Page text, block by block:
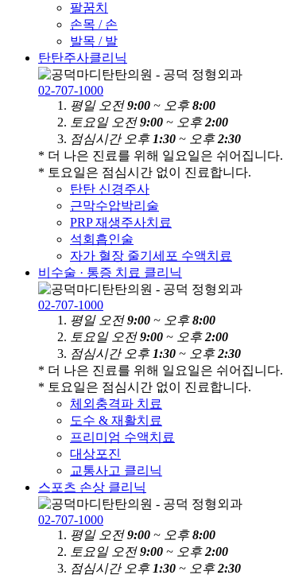
팔꿈치
손목 / 손
발목 / 발
탄탄주사클리닉
02-707-1000
평일 오전9:00 ~ 오후8:00
토요일 오전9:00 ~ 오후2:00
점심시간 오후1:30 ~ 오후2:30
* 더 나은 진료를 위해 일요일은 쉬어집니다.
* 토요일은 점심시간 없이 진료합니다.
탄탄 신경주사
근막수압박리술
PRP 재생주사치료
석회흡인술
자가 혈장 줄기세포 수액치료
비수술 · 통증 치료 클리닉
02-707-1000
평일 오전9:00 ~ 오후8:00
토요일 오전9:00 ~ 오후2:00
점심시간 오후1:30 ~ 오후2:30
* 더 나은 진료를 위해 일요일은 쉬어집니다.
* 토요일은 점심시간 없이 진료합니다.
체외충격파 치료
도수 & 재활치료
프리미엄 수액치료
대상포진
교통사고 클리닉
스포츠 손상 클리닉
02-707-1000
평일 오전9:00 ~ 오후8:00
토요일 오전9:00 ~ 오후2:00
점심시간 오후1:30 ~ 오후2:30